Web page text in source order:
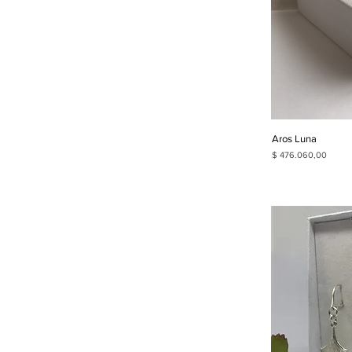
Aros Luna
Precio
$ 476.060,00